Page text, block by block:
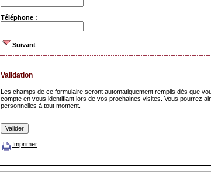
Téléphone :
Suivant
Validation
Les champs de ce formulaire seront automatiquement remplis dès que
compte en vous identifiant lors de vos prochaines visites. Vous pourrez
personnelles à tout moment.
Imprimer